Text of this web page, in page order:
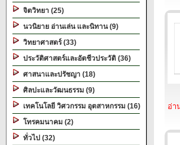
จิตวิทยา (25)
นวนิยาย อ่านเล่น และนิทาน (9)
วิทยาศาสตร์ (33)
ประวัติศาสตร์และอัตชีวประวัติ (36)
ศาสนาและปรัชญา (18)
ศิลปะและวัฒนธรรม (9)
เทคโนโลยี วิศวกรรม อุตสาหกรรม (16)
โทรคมนาคม (2)
ทั่วไป (32)
อ่า